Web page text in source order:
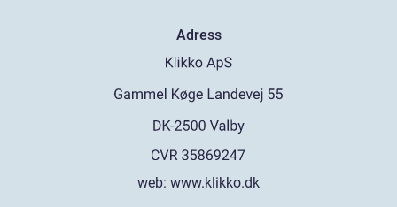
Adress
web: www.klikko.dk